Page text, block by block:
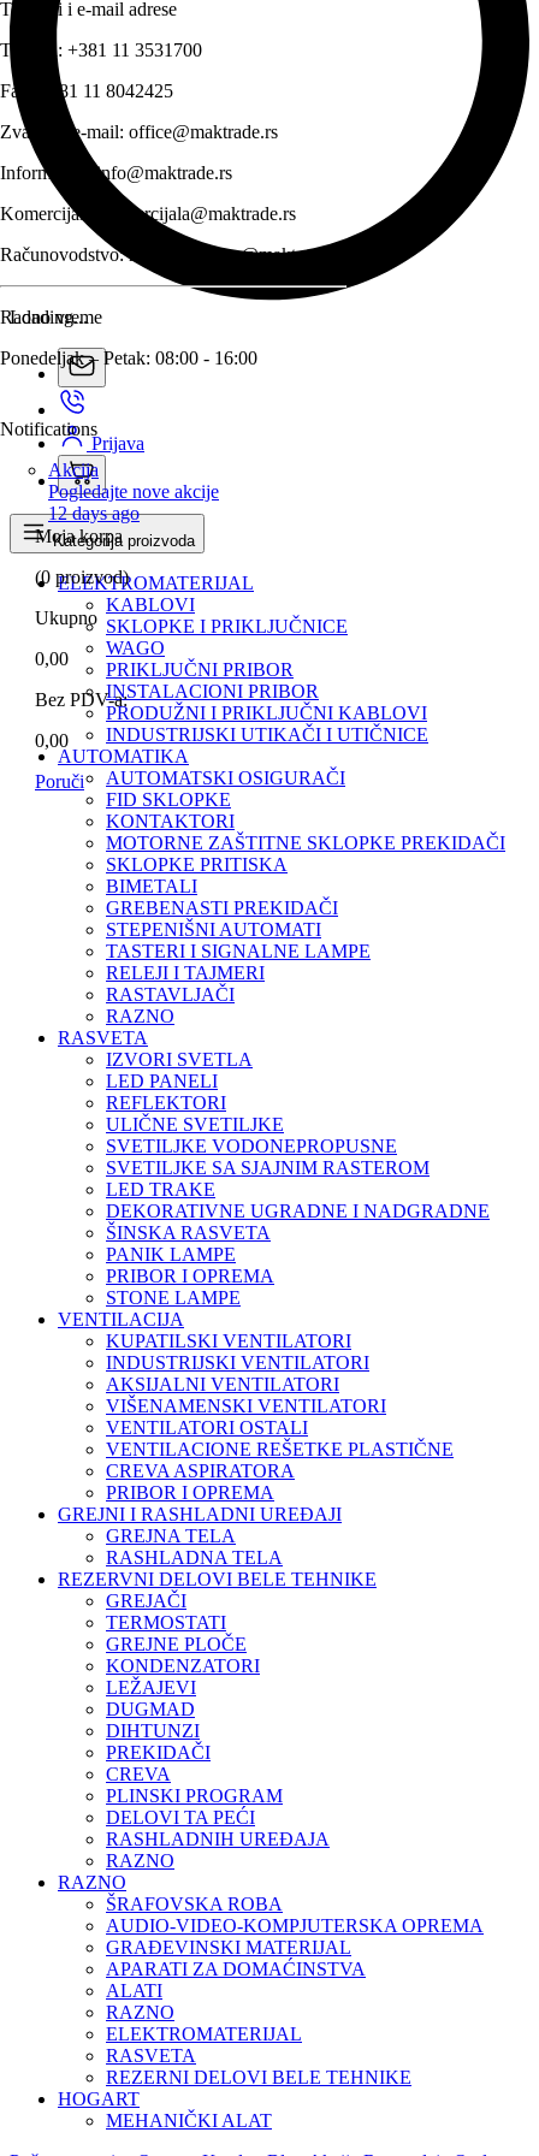
Telefoni i e-mail adrese
Telefon: +381 11 3531700
Fax:
+381 11 8042425
Zvanični e-mail: office@maktrade.rs
Informacije:
info@maktrade.rs
Komercijala:
komercijala@maktrade.rs
Računovodstvo:racunovodstvo@maktrade.rs
Radno vreme
Ponedeljak – Petak: 08:00 - 16:00
Loading...
Notifications
Akcija
Pogledajte nove akcije
12 days ago
Prijava
Moja korpa
(0 proizvod)
Ukupno
0,00
Bez PDV-a:
0,00
Poruči
Kategorija proizvoda
ELEKTROMATERIJAL
KABLOVI
SKLOPKE I PRIKLJUČNICE
WAGO
PRIKLJUČNI PRIBOR
INSTALACIONI PRIBOR
PRODUŽNI I PRIKLJUČNI KABLOVI
INDUSTRIJSKI UTIKAČI I UTIČNICE
AUTOMATIKA
AUTOMATSKI OSIGURAČI
FID SKLOPKE
KONTAKTORI
MOTORNE ZAŠTITNE SKLOPKE PREKIDAČI
SKLOPKE PRITISKA
BIMETALI
GREBENASTI PREKIDAČI
STEPENIŠNI AUTOMATI
TASTERI I SIGNALNE LAMPE
RELEJI I TAJMERI
RASTAVLJAČI
RAZNO
RASVETA
IZVORI SVETLA
LED PANELI
REFLEKTORI
ULIČNE SVETILJKE
SVETILJKE VODONEPROPUSNE
SVETILJKE SA SJAJNIM RASTEROM
LED TRAKE
DEKORATIVNE UGRADNE I NADGRADNE
ŠINSKA RASVETA
PANIK LAMPE
PRIBOR I OPREMA
STONE LAMPE
VENTILACIJA
KUPATILSKI VENTILATORI
INDUSTRIJSKI VENTILATORI
AKSIJALNI VENTILATORI
VIŠENAMENSKI VENTILATORI
VENTILATORI OSTALI
VENTILACIONE REŠETKE PLASTIČNE
CREVA ASPIRATORA
PRIBOR I OPREMA
GREJNI I RASHLADNI UREĐAJI
GREJNA TELA
RASHLADNA TELA
REZERVNI DELOVI BELE TEHNIKE
GREJAČI
TERMOSTATI
GREJNE PLOČE
KONDENZATORI
LEŽAJEVI
DUGMAD
DIHTUNZI
PREKIDAČI
CREVA
PLINSKI PROGRAM
DELOVI TA PEĆI
RASHLADNIH UREĐAJA
RAZNO
RAZNO
ŠRAFOVSKA ROBA
AUDIO-VIDEO-KOMPJUTERSKA OPREMA
GRAĐEVINSKI MATERIJAL
APARATI ZA DOMAĆINSTVA
ALATI
RAZNO
ELEKTROMATERIJAL
RASVETA
REZERNI DELOVI BELE TEHNIKE
HOGART
MEHANIČKI ALAT